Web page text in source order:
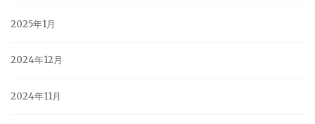
2025年1月
2024年12月
2024年11月